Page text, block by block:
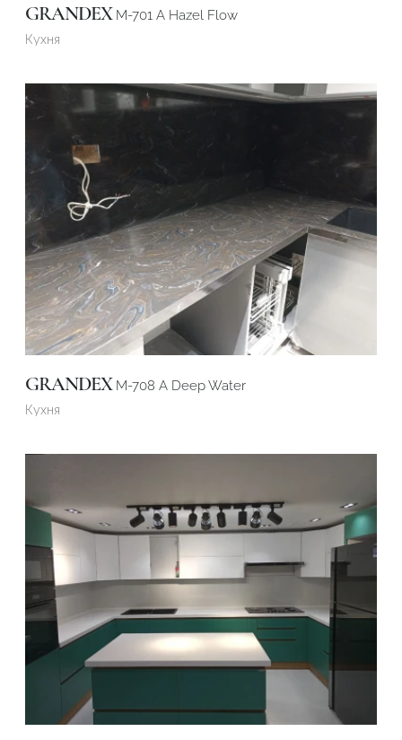
GRANDEX M-701 А Hazel Flow
Кухня
GRANDEX M-708 A Deep Water
Кухня